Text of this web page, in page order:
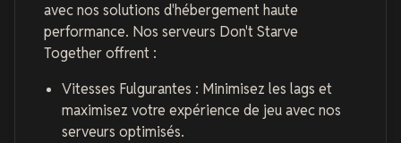
avec nos solutions d'hébergement haute
performance. Nos serveurs Don't Starve
Together offrent :
Vitesses Fulgurantes : Minimisez les lags et
maximisez votre expérience de jeu avec nos
serveurs optimisés.